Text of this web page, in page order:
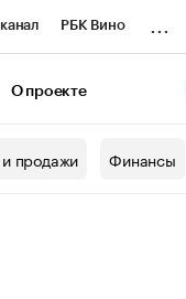
РБК Вино
О проекте
продажи Финансы